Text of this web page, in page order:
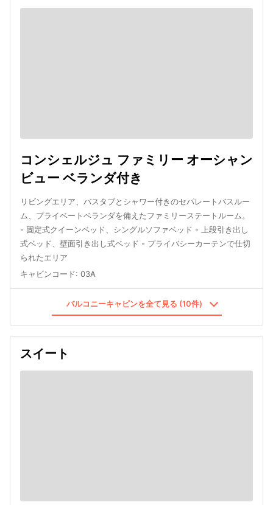
コンシェルジュ ファミリー オーシャン
ビュー ベランダ付き
リビングエリア、バスタブとシャワー付きのセパレートバスルー
ム、プライベートベランダを備えたファミリーステートルーム。
- 固定式クイーンベッド、シングルソファベッド - 上段引き出し
式ベッド、壁面引き出し式ベッド - プライバシーカーテンで仕切
られたエリア
キャビンコード: 03A
バルコニーキャビンを全て見る (10件)
スイート